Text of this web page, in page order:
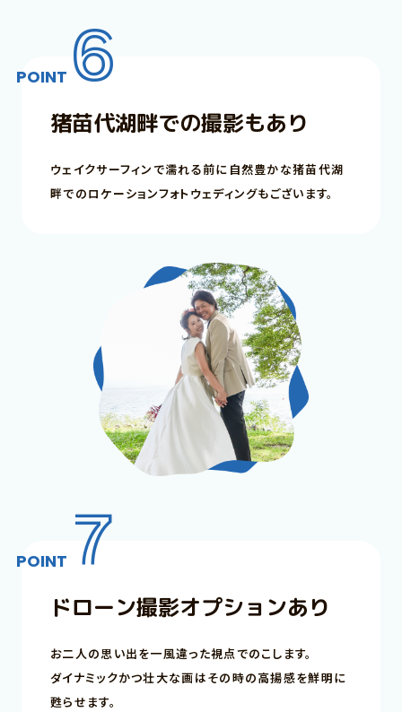
RESERVATION
来店のご予約
POINT 6
猪苗代湖畔での撮影もあり
ウェイクサーフィンで濡れる前に自然豊かな猪苗代湖
畔でのロケーションフォトウェディングもございます。
POINT 7
ドローン撮影オプションあり
お二人の思い出を一風違った視点でのこします。
ダイナミックかつ壮大な画はその時の高揚感を鮮明に
甦らせます。